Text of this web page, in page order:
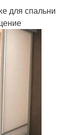
для спальни